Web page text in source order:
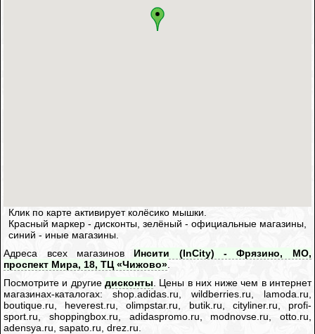
Клик по карте активирует колёсико мышки.
Красный маркер - дисконты, зелёный - официальные магазины,
синий - иные магазины.
Адреса всех магазинов Инсити (InCity) - Фрязино, МО,
проспект Мира, 18, ТЦ «Чижово»
Посмотрите и другие дисконты . Цены в них ниже чем в интернет
магазинах-каталогах: shop.adidas.ru, wildberries.ru, lamoda.ru,
boutique.ru, heverest.ru, olimpstar.ru, butik.ru, cityliner.ru, profi-
sport.ru, shoppingbox.ru, adidaspromo.ru, modnovse.ru, otto.ru,
adensya.ru, sapato.ru, drez.ru.